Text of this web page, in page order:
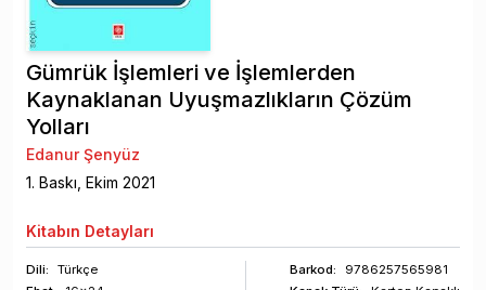
Gümrük İşlemleri ve İşlemlerden
Kaynaklanan Uyuşmazlıkların Çözüm
Yolları
Edanur Şenyüz
1. Baskı, Ekim 2021
Kitabın Detayları
Dili:
Türkçe
Barkod:
9786257565981